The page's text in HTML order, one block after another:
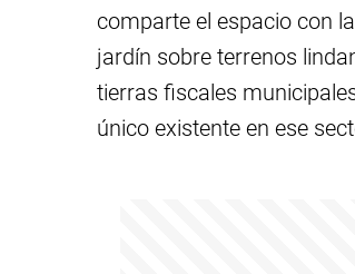
comparte el espacio con
jardín sobre terrenos
tierras fiscales
único existente en ese